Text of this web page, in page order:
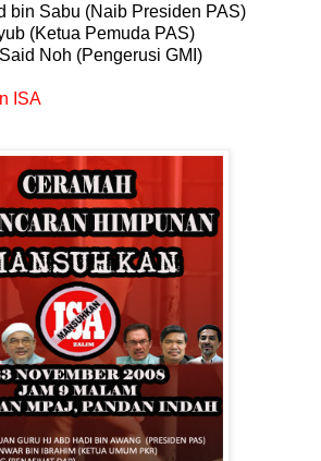
bin Sabu (Naib Presiden PAS)
(Ketua Pemuda PAS)
Noh (Pengerusi GMI)
ISA